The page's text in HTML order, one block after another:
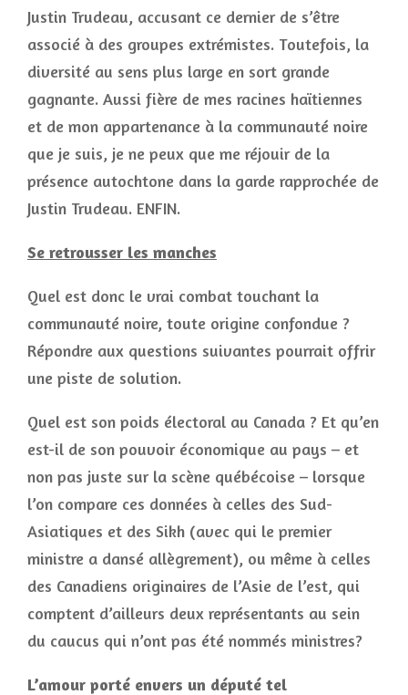
Justin Trudeau, accusant ce dernier de s’être
associé à des groupes extrémistes. Toutefois, la
diversité au sens plus large en sort grande
gagnante. Aussi fière de mes racines haïtiennes
et de mon appartenance à la communauté noire
que je suis, je ne peux que me réjouir de la
présence autochtone dans la garde rapprochée de
Justin Trudeau. ENFIN.
Se retrousser les manches
Quel est donc le vrai combat touchant la
communauté noire, toute origine confondue ?
Répondre aux questions suivantes pourrait offrir
une piste de solution.
Quel est son poids électoral au Canada ? Et qu’en
est-il de son pouvoir économique au pays – et
non pas juste sur la scène québécoise – lorsque
l’on compare ces données à celles des Sud-
Asiatiques et des Sikh (avec qui le premier
ministre a dansé allègrement), ou même à celles
des Canadiens originaires de l’Asie de l’est, qui
comptent d’ailleurs deux représentants au sein
du caucus qui n’ont pas été nommés ministres?
L’amour porté envers un député tel